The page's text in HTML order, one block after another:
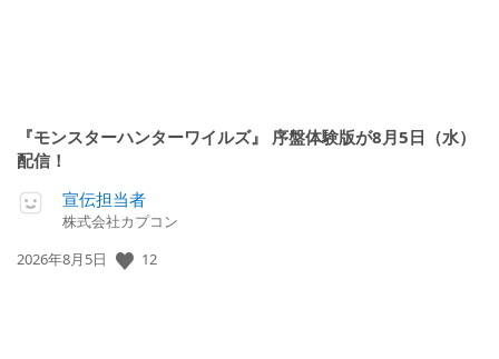
『モンスターハンターワイルズ』 序盤体験版が8月5日（水）
配信！
宣伝担当者
株式会社カプコン
公
2026年8月5日 12